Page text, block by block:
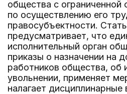
общества с ограниченной
по осуществлению его
правосубъектности.
предусматривает, что
исполнительный орган
приказы о назначении на
работников общества, об
увольнении, применяет
налагает дисциплинарные